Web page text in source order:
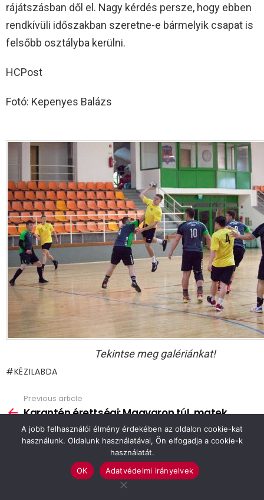
rájátszásban dől el. Nagy kérdés persze, hogy ebben
rendkívüli időszakban szeretne-e bármelyik csapat is
felsőbb osztályba kerülni.
HCPost
Fotó: Kepenyes Balázs
Tekintse meg galériánkat!
KÉZILABDA
more
Previous article
Karantén érettségi: Magyaron túl, matek
folyamatban
Next article
Kacsa-tó: Itt csak egy kérdés van, kell vagy
A jobb felhasználói élmény érdekében az oldalon cookie-kat
használunk. Oldalunk használatával, Ön elfogadja a cookie-k
használatát.
OK
Adatvédelmi irányelvek